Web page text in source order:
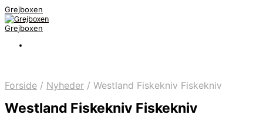
Grejboxen
Grejboxen
Forside / Nyheder / Westland Fiskekniv Fiskekniv
Westland Fiskekniv Fiskekniv